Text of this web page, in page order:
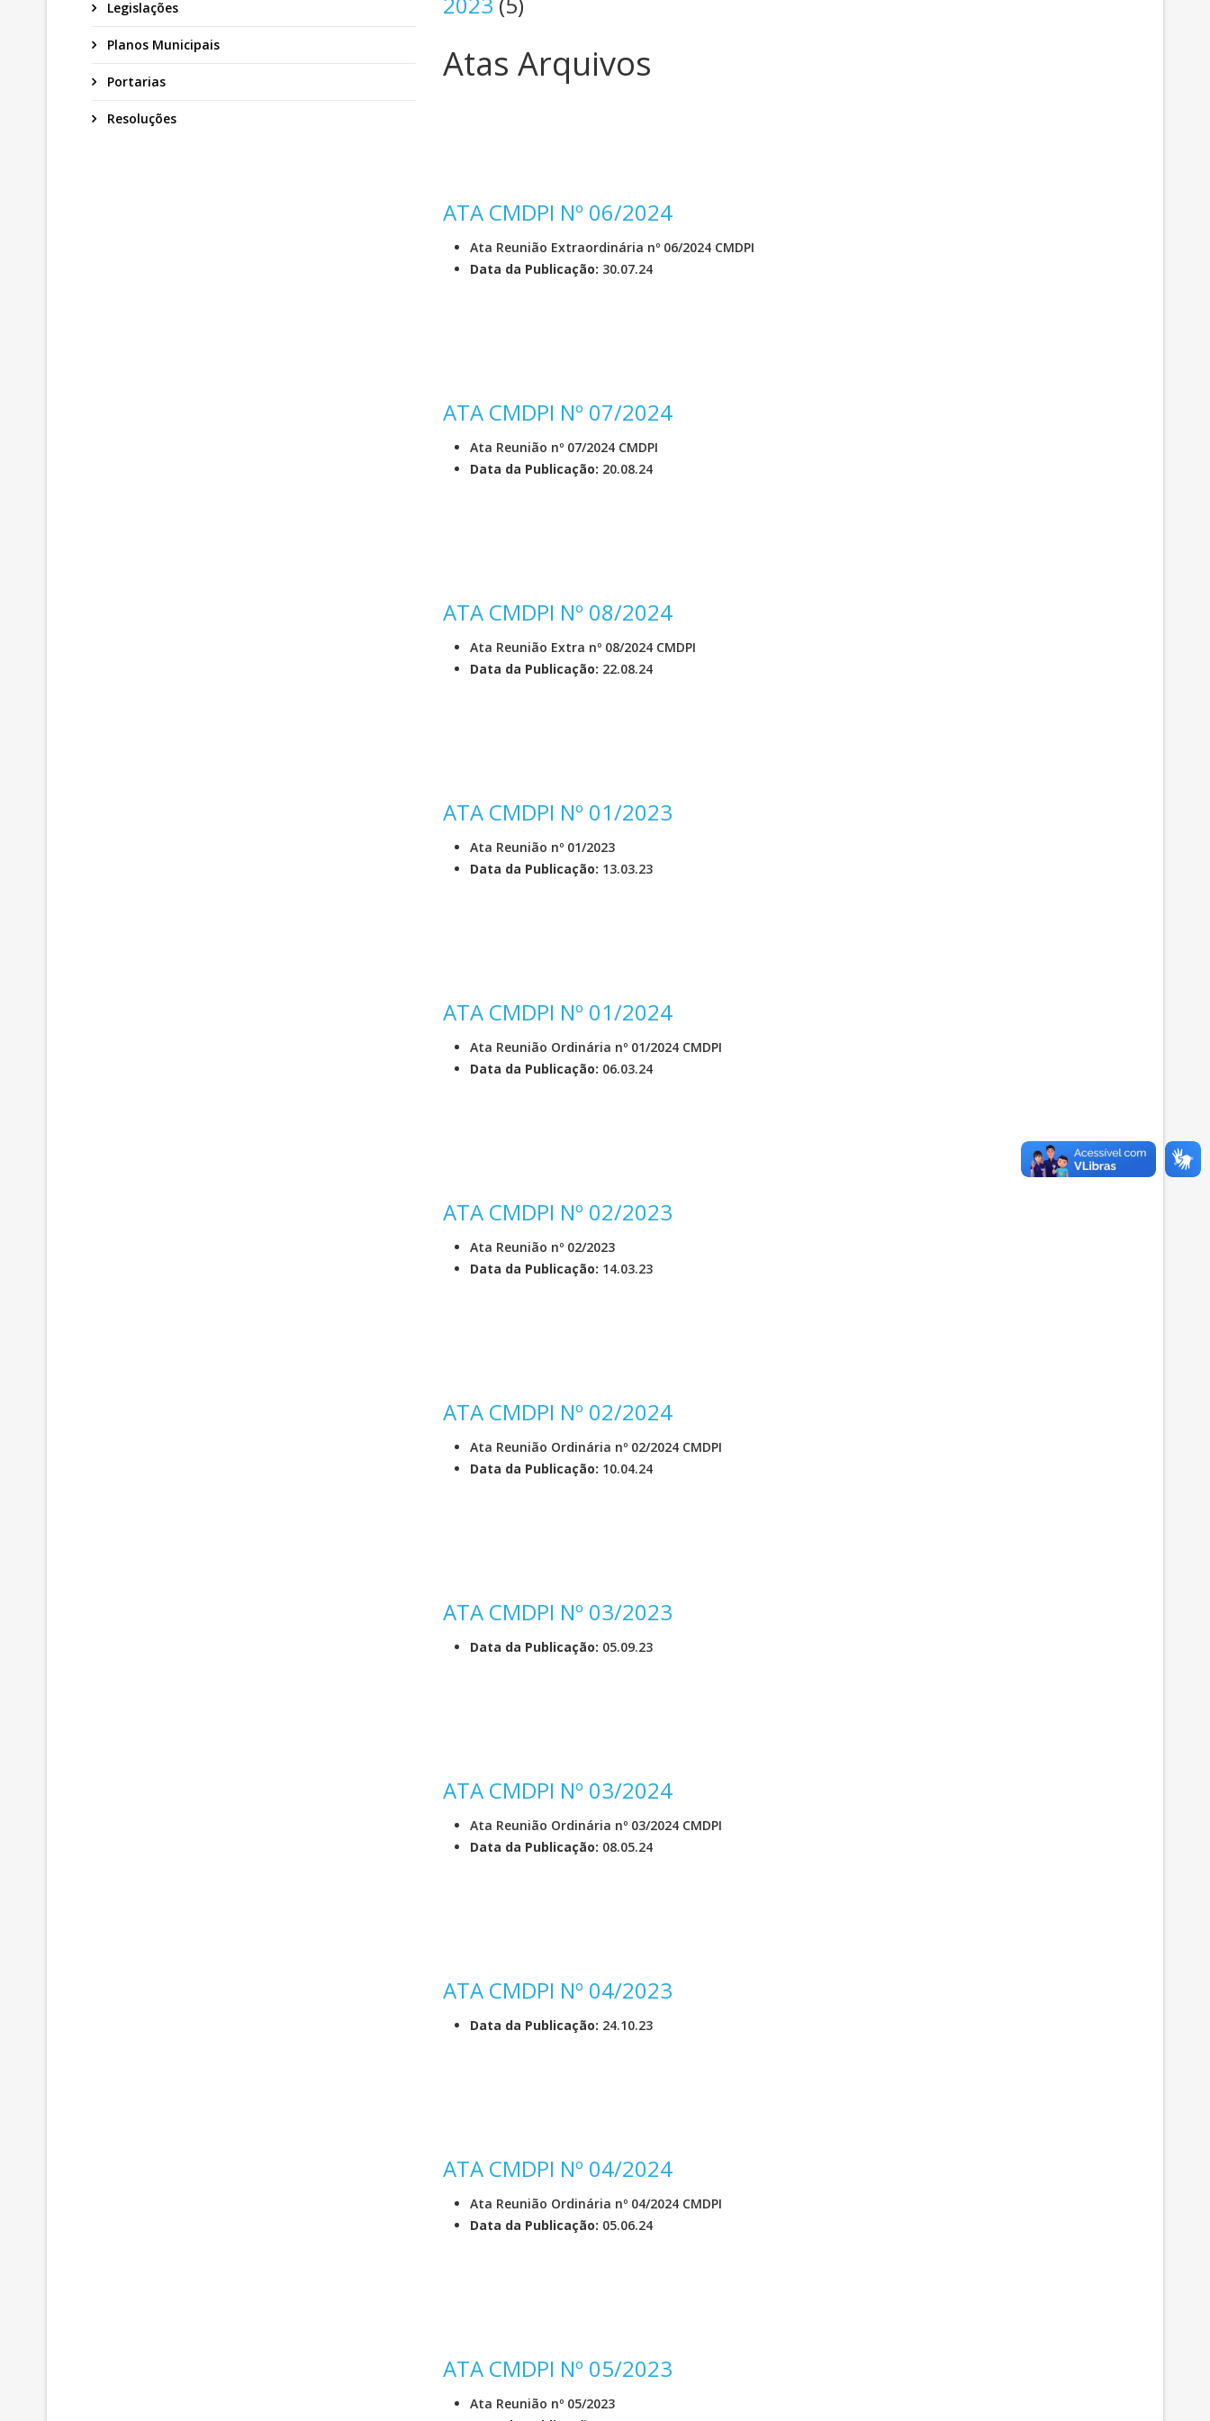
Legislações
Planos Municipais
Portarias
Resoluções
Atas Arquivos
ATA CMDPI Nº 06/2024
Ata Reunião Extraordinária nº 06/2024 CMDPI
Data da Publicação: 30.07.24
ATA CMDPI Nº 07/2024
Ata Reunião nº 07/2024 CMDPI
Data da Publicação: 20.08.24
ATA CMDPI Nº 08/2024
Ata Reunião Extra nº 08/2024 CMDPI
Data da Publicação: 22.08.24
ATA CMDPI Nº 01/2023
Ata Reunião nº 01/2023
Data da Publicação: 13.03.23
ATA CMDPI Nº 01/2024
Ata Reunião Ordinária nº 01/2024 CMDPI
Data da Publicação: 06.03.24
ATA CMDPI Nº 02/2023
Ata Reunião nº 02/2023
Data da Publicação: 14.03.23
ATA CMDPI Nº 02/2024
Ata Reunião Ordinária nº 02/2024 CMDPI
Data da Publicação: 10.04.24
ATA CMDPI Nº 03/2023
Data da Publicação: 05.09.23
ATA CMDPI Nº 03/2024
Ata Reunião Ordinária nº 03/2024 CMDPI
Data da Publicação: 08.05.24
ATA CMDPI Nº 04/2023
Data da Publicação: 24.10.23
ATA CMDPI Nº 04/2024
Ata Reunião Ordinária nº 04/2024 CMDPI
Data da Publicação: 05.06.24
ATA CMDPI Nº 05/2023
Ata Reunião nº 05/2023